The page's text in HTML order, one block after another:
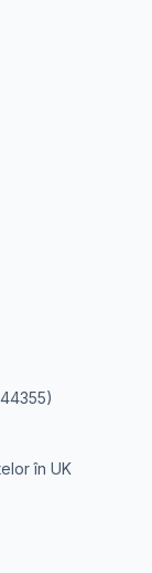
în UK